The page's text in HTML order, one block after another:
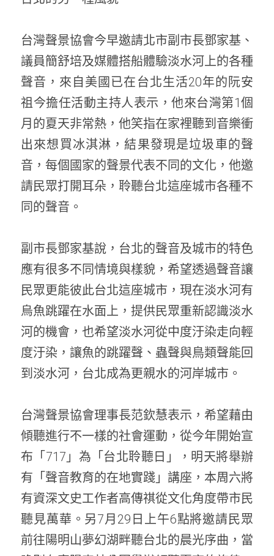
台灣聲景協會今早邀請北市副市長鄧家基、
議員簡舒培及媒體搭船體驗淡水河上的各種
聲音，來自美國已在台北生活20年的阮安
祖今擔任活動主持人表示，他來台灣第1個
月的夏天非常熱，他笑指在家裡聽到音樂衝
出來想買冰淇淋，結果發現是垃圾車的聲
音，每個國家的聲景代表不同的文化，他邀
請民眾打開耳朵，聆聽台北這座城市各種不
同的聲音。
副市長鄧家基說，台北的聲音及城市的特色
應有很多不同情境與樣貌，希望透過聲音讓
民眾更能彼此台北這座城市，現在淡水河有
烏魚跳躍在水面上，提供民眾重新認識淡水
河的機會，也希望淡水河從中度汙染走向輕
度汙染，讓魚的跳躍聲、蟲聲與鳥類聲能回
到淡水河，台北成為更親水的河岸城市。
台灣聲景協會理事長范欽慧表示，希望藉由
傾聽進行不一樣的社會運動，從今年開始宣
布「717」為「台北聆聽日」，明天將舉辦
有「聲音教育的在地實踐」講座，本周六將
有資深文史工作者高傳祺從文化角度帶市民
聽見萬華。另7月29日上午6點將邀請民眾
前往陽明山夢幻湖畔聽台北的晨光序曲，當